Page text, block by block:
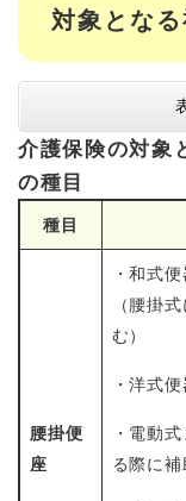
対象とな
介護保険の対象
の種目
種目
腰掛便
座
・和式
（腰掛
む）
・洋式
・電動
る際に